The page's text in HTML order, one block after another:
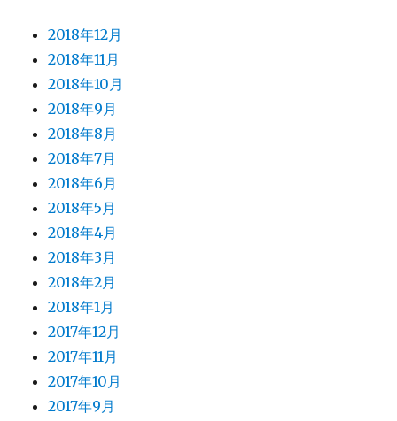
2018年12月
2018年11月
2018年10月
2018年9月
2018年8月
2018年7月
2018年6月
2018年5月
2018年4月
2018年3月
2018年2月
2018年1月
2017年12月
2017年11月
2017年10月
2017年9月